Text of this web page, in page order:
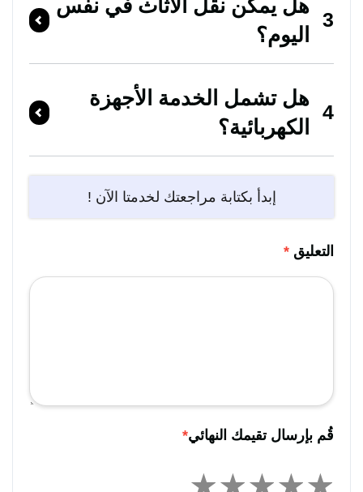
3
هل يمكن نقل الأثاث في نفس
اليوم؟
4
هل تشمل الخدمة الأجهزة
الكهربائية؟
إبدأ بكتابة مراجعتك لخدمتا الآن !
التعليق *
قُم بإرسال تقيمك النهائي*